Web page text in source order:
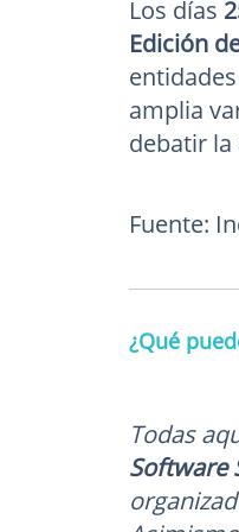
Los días
Edición
amplia
debatir
Fuente:
¿Qué
Todas
Software